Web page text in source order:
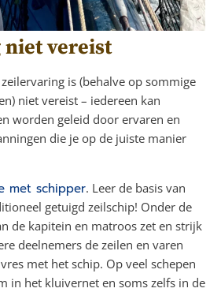
vereist
is (behalve op sommige
niet vereist – iedereen kan
worden geleid door ervaren en
die je op de juiste manier
met schipper. Leer de basis van
getuigd zeilschip! Onder de
de kapitein en matroos zet en strijk
deelnemers de zeilen en varen
met het schip. Op veel schepen
in het kluivernet en soms zelfs in de